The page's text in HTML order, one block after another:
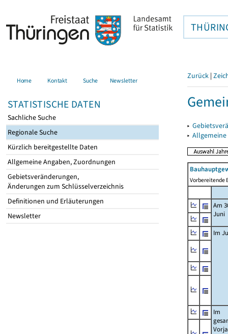
Home Kontakt Suche Newsletter
STATISTISCHE DATEN
Sachliche Suche
Regionale Suche
Kürzlich bereitgestellte Daten
Allgemeine Angaben, Zuordnungen
Gebietsveränderungen,
Änderungen zum Schlüsselverzeichnis
Definitionen und Erläuterungen
Newsletter
Zurück |
▸
▸
Vorbereitende
Am
Juni
Im
Im